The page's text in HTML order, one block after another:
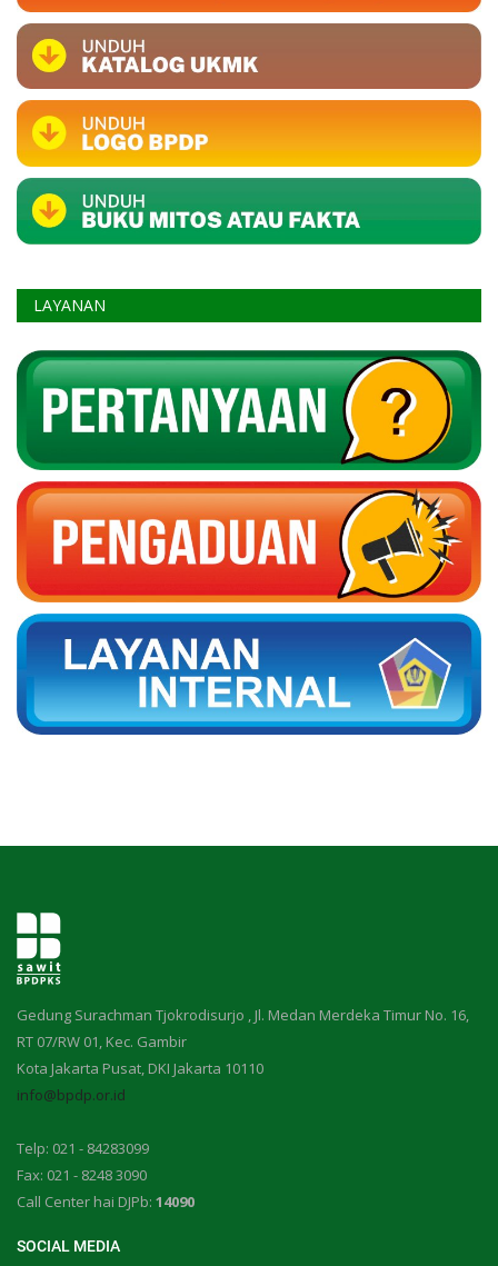
LAYANAN
Gedung Surachman Tjokrodisurjo , Jl. Medan Merdeka Timur No. 16,
RT 07/RW 01, Kec. Gambir
Kota Jakarta Pusat, DKI Jakarta 10110
info@bpdp.or.id
Telp: 021 - 84283099
Fax: 021 - 8248 3090
Call Center hai DJPb: 14090
SOCIAL MEDIA